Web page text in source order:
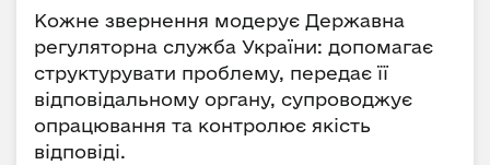
Кожне звернення модерує Державна
регуляторна служба України: допомагає
структурувати проблему, передає її
відповідальному органу, супроводжує
опрацювання та контролює якість
відповіді.